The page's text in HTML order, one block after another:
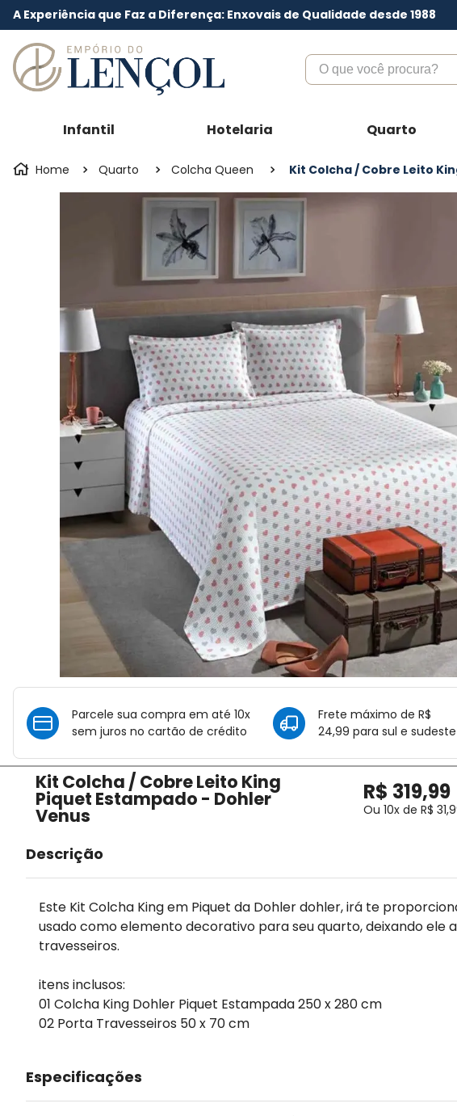
A Experiência que Faz a Diferença: Enxovais de Qualidade desde 1988
O que você procura?
Infantil Hotelaria Quarto
Quarto Colcha Queen Kit Colcha / Cobre Leito
Parcele sua compra em até 10x
sem juros no cartão de crédito
Frete máximo de R$
24,99 para sul e sudeste
Kit Colcha / Cobre Leito King
Piquet Estampado - Dohler
Venus
R$ 319,99
Ou10x deR$ 31,
Descrição
Este Kit Colcha King em Piquet da Dohler dohler, irá te
usado como elemento decorativo para seu quarto, deixando ele
travesseiros.
itens inclusos:
01 Colcha King Dohler Piquet Estampada 250 x 280 cm
02 Porta Travesseiros 50 x 70 cm
Especificações